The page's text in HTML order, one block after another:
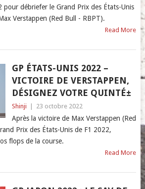
débriefer le Grand Prix des États-Unis
Verstappen (Red Bull - RBPT).
Read More
GP ÉTATS-UNIS 2022 –
VICTOIRE DE VERSTAPPEN,
DÉSIGNEZ VOTRE QUINTÉ±
Shinji 23 octobre 2022
Après la victoire de Max Verstappen (Red
Prix des États-Unis de F1 2022,
flops de la course.
Read More